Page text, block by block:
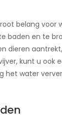
belang voor
baden en te
aantrekt,
kunt u ook
het water